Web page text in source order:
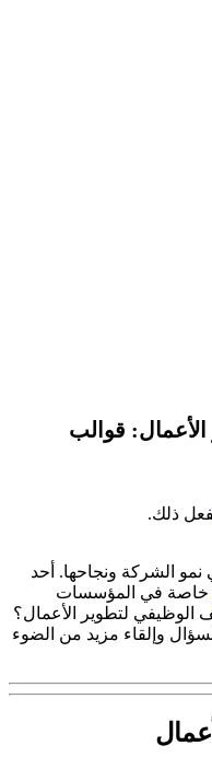
قوالب
ذلك.
نمو الشركة ونجاحها. أحد
خاصة في المؤسسات
الوظيفي لتطوير الأعمال؟
وإلقاء مزيد من الضوء